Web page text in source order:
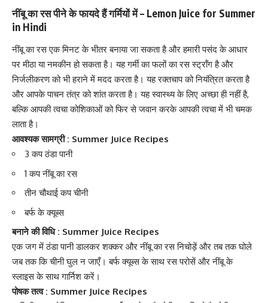
नींबू का रस पीने के फायदे हैं गर्मियों में – Lemon Juice for Summer
in Hindi
नींबू का रस एक मिनट के भीतर बनाया जा सकता है और हमारी पसंद के आधार
पर मीठा या नमकीन हो सकता है। यह गर्मी का फलों का रस स्ट्रॉंग है और
निर्जलीकरण को भी हराने में मदद करता है। यहरक्तचाप को नियंत्रित करता है
और आपके पाचन तंत्र को शांत करता है। यह स्वास्थ्य के लिए अच्छा ही नहीं है,
बल्कि आपकी त्वचा कोशिकाओं को फिर से जवान करके आपकी त्वचा में भी चमक
लाता है।
आवश्यक सामग्री : Summer Juice Recipes
3 कप ठंडा पानी
1 कप नींबू का रस
तीन चौथाई कप चीनी
बर्फ के क्यूब्स
बनाने की विधि : Summer Juice Recipes
एक जग में ठंडा पानी डालकर शक्कर और नींबू का रस निचोड़ें और तब तक घोले
जब तक कि चीनी घुल न जाएँ। बर्फ क्यूब्स के साथ रस परोसें और नींबू के
स्लाइस के साथ गार्निश करें।
पोषक तत्व : Summer Juice Recipes